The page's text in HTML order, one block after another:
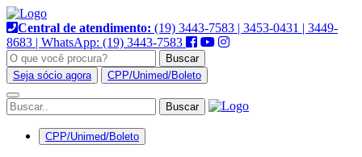
Pular
para
o
conteúdo
Central de atendimento: (19) 3443-7583 | 3453-0431 | 3449-
8683 | WhatsApp: (19) 3443-7583
Buscar
Seja sócio agora
CPP/Unimed/Boleto
Alternar
navegação
CPP/Unimed/Boleto